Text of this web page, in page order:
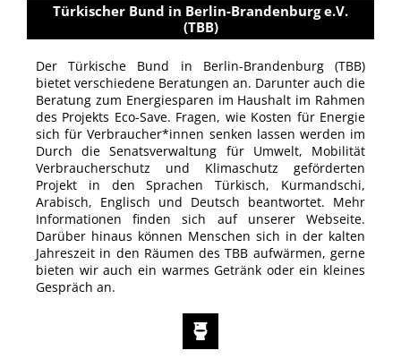
Türkischer Bund in Berlin-Brandenburg e.V.
(TBB)
Der Türkische Bund in Berlin-Brandenburg (TBB)
bietet verschiedene Beratungen an. Darunter auch die
Beratung zum Energiesparen im Haushalt im Rahmen
des Projekts Eco-Save. Fragen, wie Kosten für Energie
sich für Verbraucher*innen senken lassen werden im
Durch die Senatsverwaltung für Umwelt, Mobilität
Verbraucherschutz und Klimaschutz geförderten
Projekt in den Sprachen Türkisch, Kurmandschi,
Arabisch, Englisch und Deutsch beantwortet. Mehr
Informationen finden sich auf unserer Webseite.
Darüber hinaus können Menschen sich in der kalten
Jahreszeit in den Räumen des TBB aufwärmen, gerne
bieten wir auch ein warmes Getränk oder ein kleines